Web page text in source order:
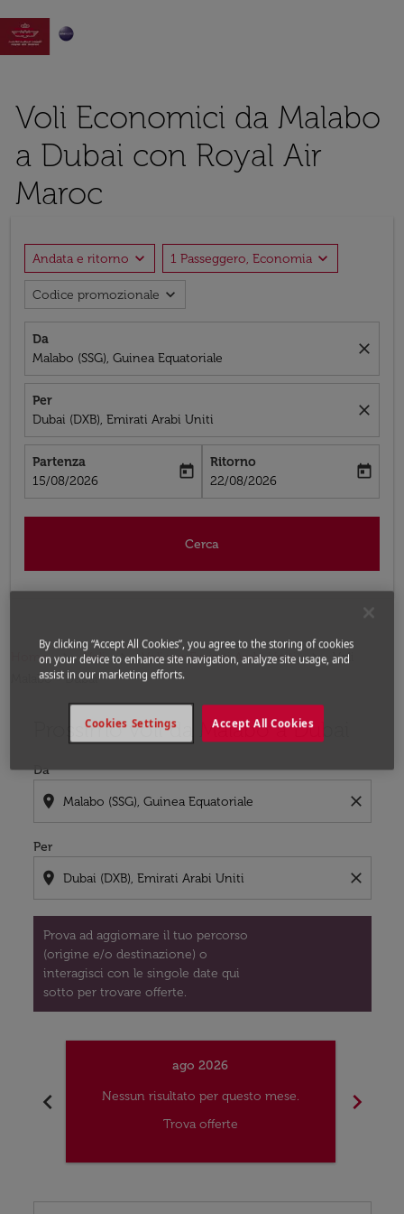

Voli Economici da Malabo
a Dubai con Royal Air
Maroc
Andata e ritorno expand_more 1 Passeggero, Economia expand_more
Codice promozionale expand_more
Da
Malabo (SSG), Guinea Equatoriale
close
Per
Dubai (DXB), Emirati Arabi Uniti
close
Partenza
fc-booking-departure-date-aria-label
15/08/2026
today
Ritorno
fc-booking-return-date-aria-label
22/08/2026
today
Cerca
Home Voli Voli per Emirati Arabi Uniti
Voli
Malabo - Dubai
Prossimo voli da Malabo a Dubai
Da
location_on close
Per
location_on close
Prova ad aggiornare il tuo percorso
(origine e/o destinazione) o
interagisci con le singole date qui
sotto per trovare offerte.
Prova ad aggiornare il tuo percorso (origine e/o
chevron_left
ago 2026
Nessun risultato per questo mese.
Trova offerte
chevron_right
By clicking “Accept All Cookies”, you agree to the storing of cookies
on your device to enhance site navigation, analyze site usage, and
assist in our marketing efforts.
Accept All Cookies
Cookies Settings